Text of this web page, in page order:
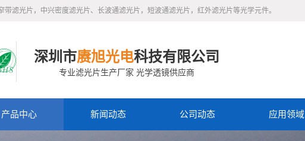
滤光片，中兴密度滤光片、长波通滤光片，短波通滤光片，红外滤光片等光学元件。
深圳市赓旭光电科技有限公司
专业滤光片生产厂家 光学透镜供应商
产品中心 新闻动态 公司动态 应用领域